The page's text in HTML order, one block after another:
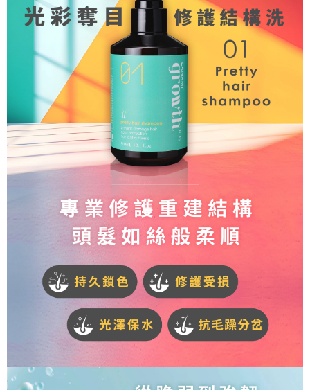
２．訂單成立數日內，您將收到繳費通知簡訊。
３．收到繳費通知簡訊後14天內，點擊此簡訊中的連結，可透過四大超商／
ATM／網路銀行／等多元方式進行付款，方視為交易完成。
※ 請注意：結帳手續完成當下不需立刻繳費，但若您需要取消訂單，請聯絡
購買商品的店家。未經商家同意取消之訂單仍視為有效，需透過AFTEE先享
後付繳納相關費用。
※ 交易是否成功請以「AFTEE先享後付 」之結帳頁面顯示為準，若有關於
是否繳費成功／繳費後需取消欲退款等相關疑問，請聯繫「AFTEE先享後付
客戶支援中心」
https://netprotections.freshdesk.com/support/home
【注意事項】
１．透過由恩沛科技股份有限公司提供之「AFTEE先享後付」服務完成之交
易，需依本服務之必要範圍內提供個人資料，並將交易相關給付款項請求債
權轉讓予恩沛科技股份有限公司。
２．關於個人資料處理事宜，請瀏覽以下網址：
３．未成年的使用者請事先徵得法定代理人或監護人之同意方可使用
４．使用「AFTEE先享後付」時，將依據個別帳號之用戶狀況，依本公司即
請求用戶進行身份認證。
５．嚴禁一人註冊多個帳號或使用他人資訊註冊。若發現惡意使用之情形，
恩沛科技股份有限公司將有權停止該用戶之使用額度並採取法律行動。
每筆NT$100，滿NT$777(含以上)免運費
每筆NT$100，滿NT$1,500(含以上)免運費
付款後7-11取貨
每筆NT$100，滿NT$1,500(含以上)免運費
宅配
每筆NT$100，滿NT$1,500(含以上)免運費
海外配送